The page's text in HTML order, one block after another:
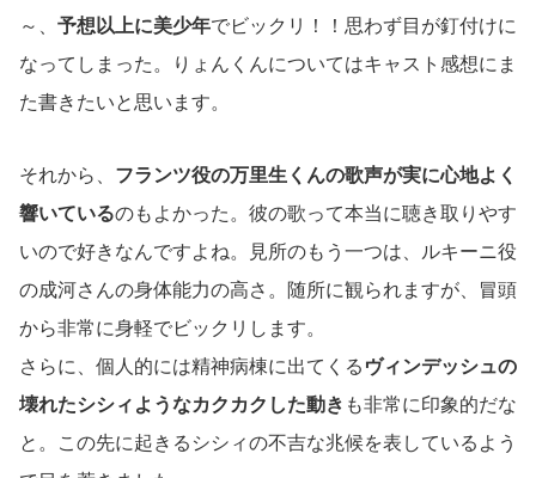
～、 予想以上に美少年でビックリ！！思わず目が釘付けに
なってしまった。りょんくんについてはキャスト感想にま
た書きたいと思います。
それから、 フランツ役の万里生くんの歌声が実に心地よく
響いているのもよかった。彼の歌って本当に聴き取りやす
いので好きなんですよね。見所のもう一つは、ルキーニ役
の成河さんの身体能力の高さ。随所に観られますが、冒頭
から非常に身軽でビックリします。
さらに、個人的には精神病棟に出てくる ヴィンデッシュの
壊れたシシィようなカクカクした動き も非常に印象的だな
と。この先に起きるシシィの不吉な兆候を表しているよう